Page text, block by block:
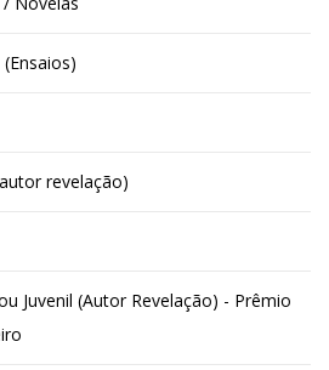
revelação)
Juvenil (Autor Revelação) - Prêmio